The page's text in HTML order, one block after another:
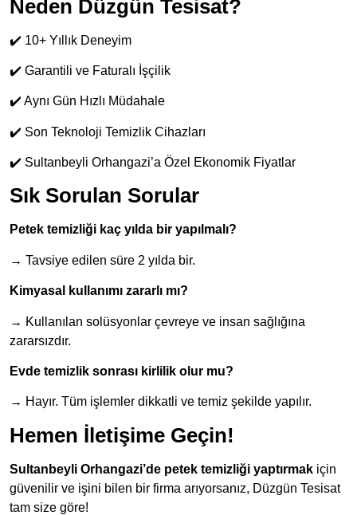
Neden Düzgün Tesisat?
✔️ 10+ Yıllık Deneyim
✔️ Garantili ve Faturalı İşçilik
✔️ Aynı Gün Hızlı Müdahale
✔️ Son Teknoloji Temizlik Cihazları
✔️ Sultanbeyli Orhangazi’a Özel Ekonomik Fiyatlar
Sık Sorulan Sorular
Petek temizliği kaç yılda bir yapılmalı?
→ Tavsiye edilen süre 2 yılda bir.
Kimyasal kullanımı zararlı mı?
→ Kullanılan solüsyonlar çevreye ve insan sağlığına
zararsızdır.
Evde temizlik sonrası kirlilik olur mu?
→ Hayır. Tüm işlemler dikkatli ve temiz şekilde yapılır.
Hemen İletişime Geçin!
Sultanbeyli Orhangazi’de petek temizliği yaptırmak için
güvenilir ve işini bilen bir firma arıyorsanız, Düzgün Tesisat
tam size göre!